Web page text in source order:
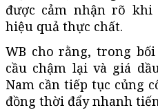
được cảm nhận rõ
hiệu quả thực chất.
WB cho rằng, trong
cầu chậm lại và giá
Nam cần tiếp tục củng
đồng thời đẩy nhanh